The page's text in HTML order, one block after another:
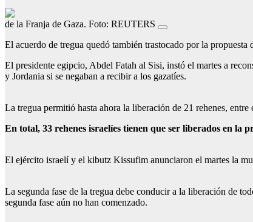
de la Franja de Gaza. Foto: REUTERS
El acuerdo de tregua quedó también trastocado por la
El presidente egipcio, Abdel Fatah al Sisi, instó el martes a
y Jordania si se negaban a recibir a los gazatíes.
La tregua permitió hasta ahora la liberación de 21 rehenes,
En total, 33 rehenes israelíes tienen que ser liberados en la
El ejército israelí y el kibutz Kissufim anunciaron el martes la
La segunda fase de la tregua debe conducir a la liberación de
segunda fase aún no han comenzado.